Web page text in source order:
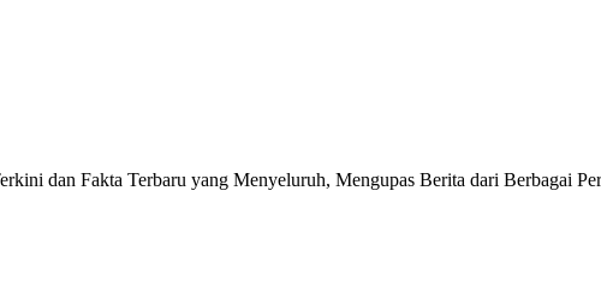
dan Fakta Terbaru yang Menyeluruh, Mengupas Berita dari Berbagai